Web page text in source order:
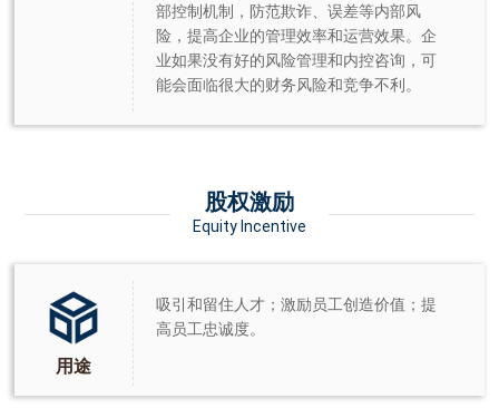
部控制机制，防范欺诈、误差等内部风
险，提高企业的管理效率和运营效果。企
业如果没有好的风险管理和内控咨询，可
能会面临很大的财务风险和竞争不利。
股权激励
Equity Incentive
用途
吸引和留住人才；激励员工创造价值；提
高员工忠诚度。